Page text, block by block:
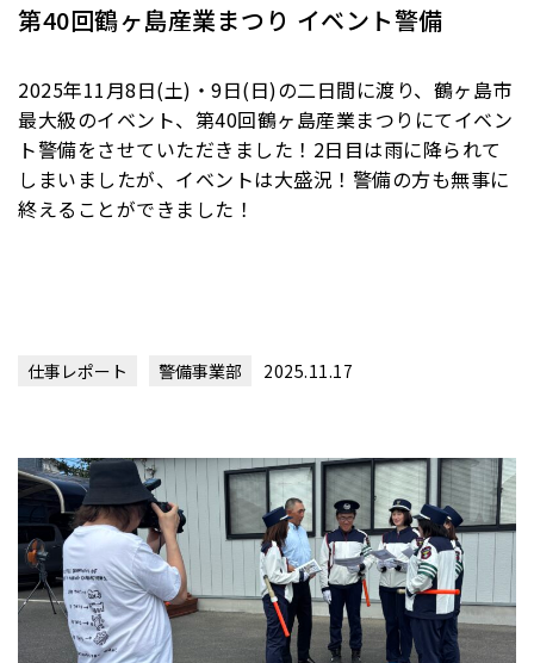
第40回鶴ヶ島産業まつり イベント警備
2025年11月8日(土)・9日(日)の二日間に渡り、鶴ヶ島市
最大級のイベント、第40回鶴ヶ島産業まつりにてイベン
ト警備をさせていただきました！2日目は雨に降られて
しまいましたが、イベントは大盛況！警備の方も無事に
終えることができました！
仕事レポート 警備事業部 2025.11.17